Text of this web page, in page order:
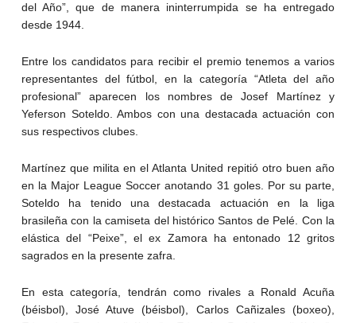
del Año”, que de manera ininterrumpida se ha entregado
desde 1944.
Entre los candidatos para recibir el premio tenemos a varios
representantes del fútbol, en la categoría “Atleta del año
profesional” aparecen los nombres de Josef Martínez y
Yeferson Soteldo. Ambos con una destacada actuación con
sus respectivos clubes.
Martínez que milita en el Atlanta United repitió otro buen año
en la Major League Soccer anotando 31 goles. Por su parte,
Soteldo ha tenido una destacada actuación en la liga
brasileña con la camiseta del histórico Santos de Pelé. Con la
elástica del “Peixe”, el ex Zamora ha entonado 12 gritos
sagrados en la presente zafra.
En esta categoría, tendrán como rivales a Ronald Acuña
(béisbol), José Atuve (béisbol), Carlos Cañizales (boxeo),